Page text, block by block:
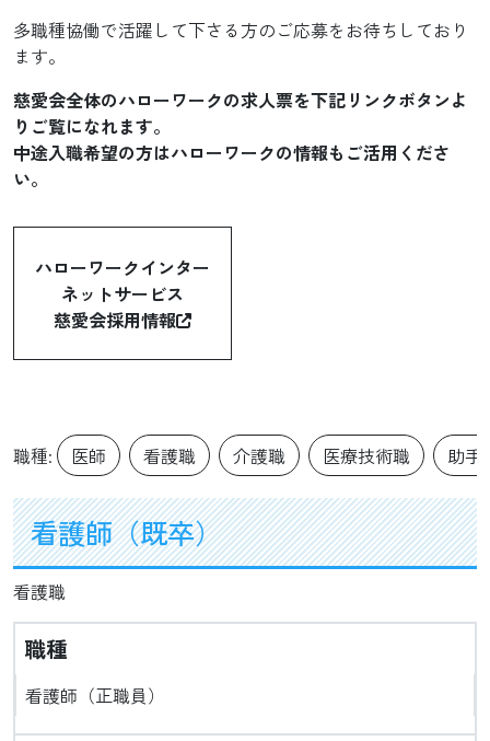
多職種協働で活躍して下さる方のご応募をお待ちしており
ます。
慈愛会全体のハローワークの求人票を下記リンクボタンよ
りご覧になれます。
中途入職希望の方はハローワークの情報もご活用くださ
い。
ハローワークインター
ネットサービス
慈愛会採用情報
職種: 医師 看護職 介護職 医療技術職 助手
看護師（既卒）
看護職
職種
看護師（正職員）